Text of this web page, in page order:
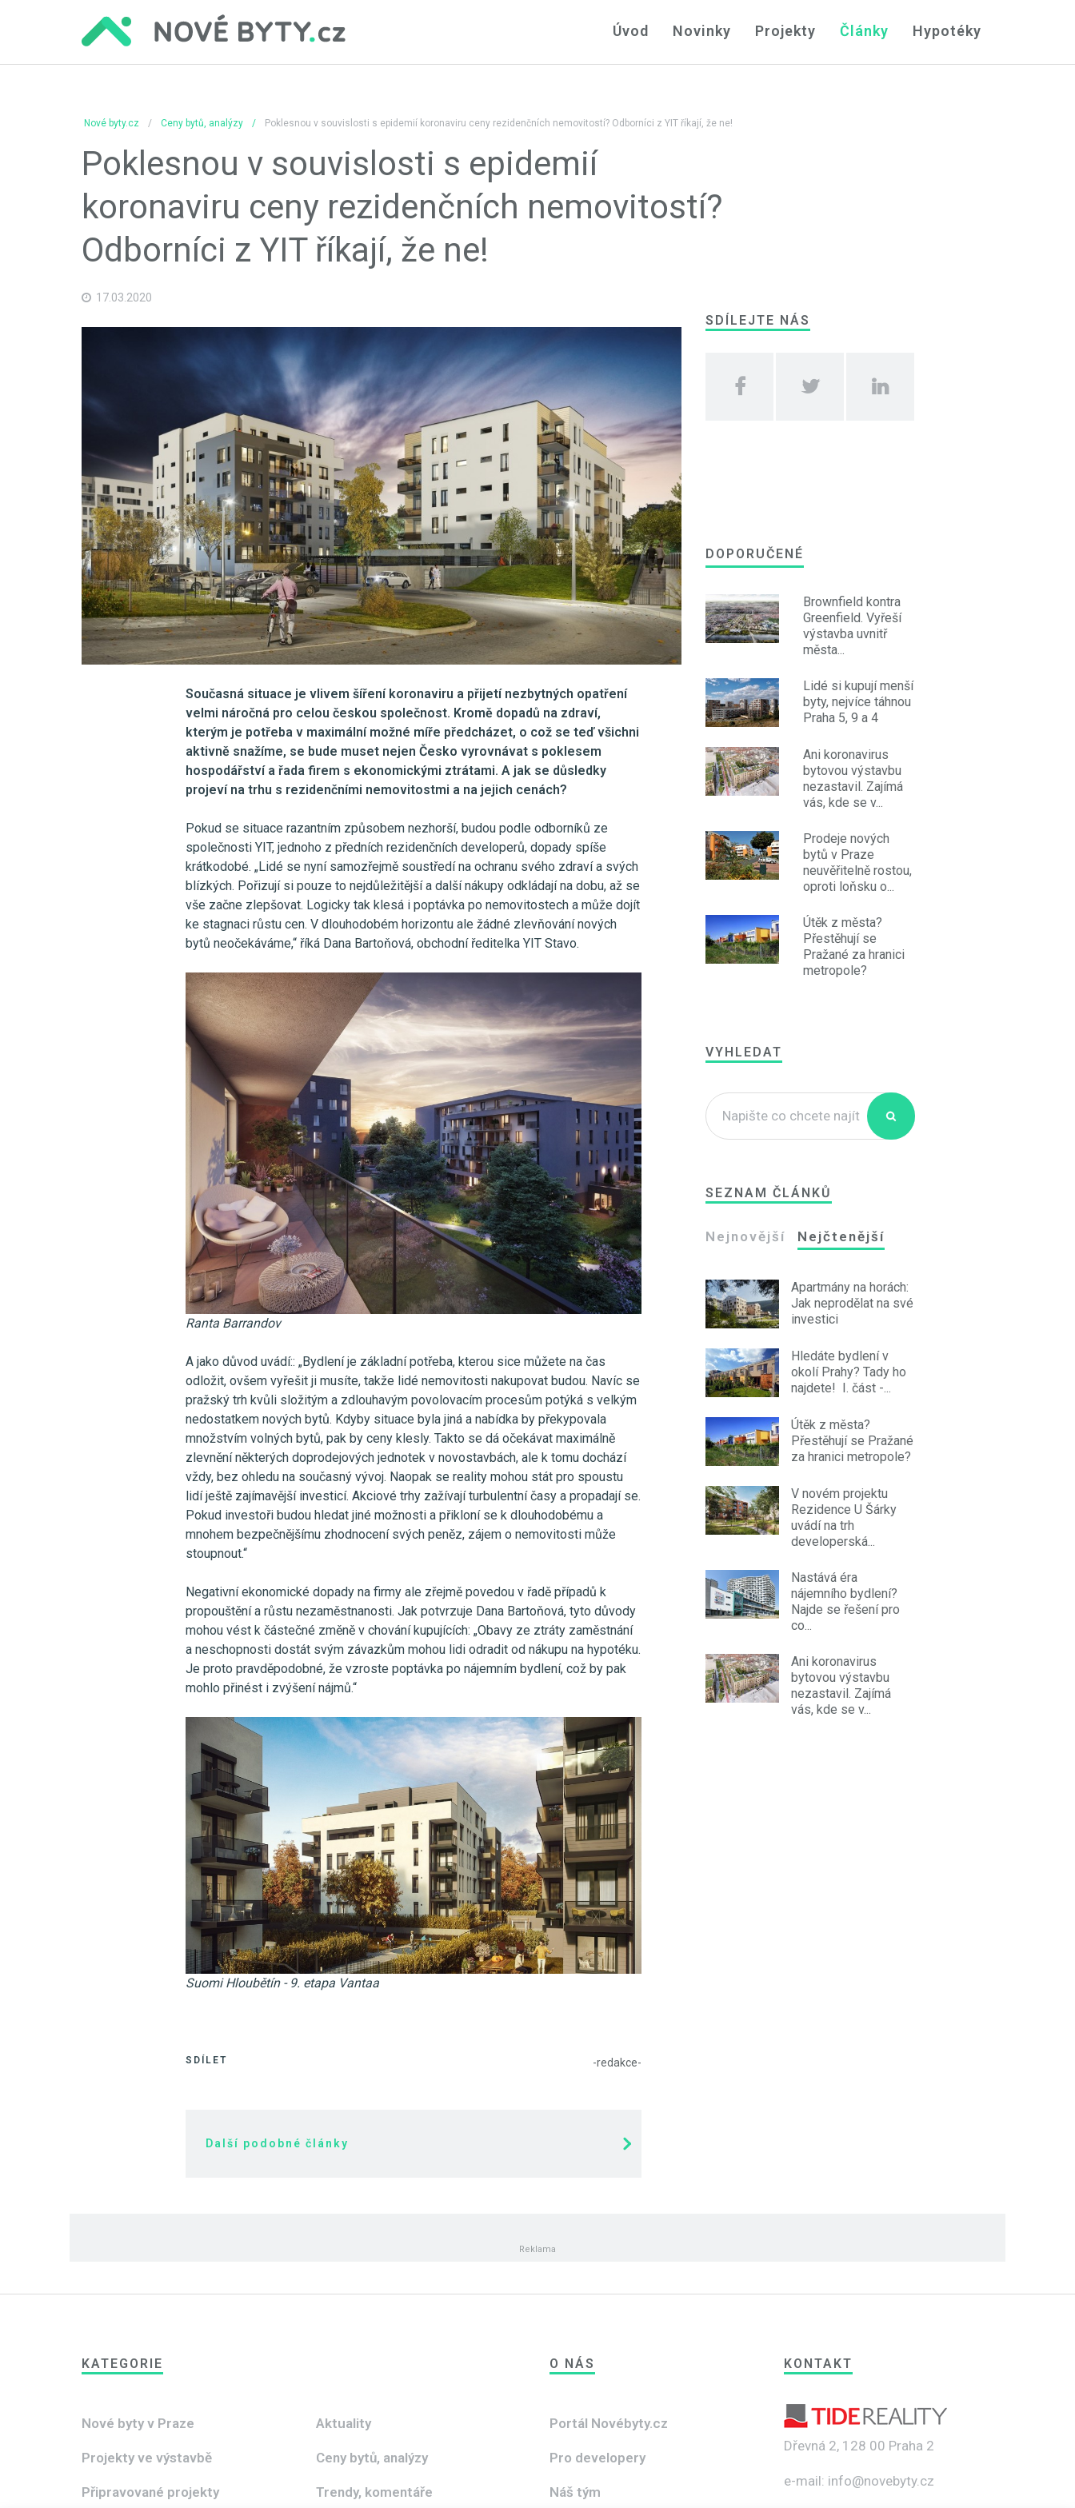
Úvod Novinky Projekty Články Hypotéky
Nové byty.cz Ceny bytů, analýzy Poklesnou v souvislosti s epidemií koronaviru ceny rezidenčních nemovitostí? Odborníci z YIT říkají, že ne!
Poklesnou v souvislosti s epidemií
koronaviru ceny rezidenčních nemovitostí?
Odborníci z YIT říkají, že ne!
17.03.2020
Současná situace je vlivem šíření koronaviru a přijetí nezbytných opatření
velmi náročná pro celou českou společnost. Kromě dopadů na zdraví,
kterým je potřeba v maximální možné míře předcházet, o což se teď všichni
aktivně snažíme, se bude muset nejen Česko vyrovnávat s poklesem
hospodářství a řada firem s ekonomickými ztrátami. A jak se důsledky
projeví na trhu s rezidenčními nemovitostmi a na jejich cenách?
Pokud se situace razantním způsobem nezhorší, budou podle odborníků ze
společnosti YIT, jednoho z předních rezidenčních developerů, dopady spíše
krátkodobé. „Lidé se nyní samozřejmě soustředí na ochranu svého zdraví a svých
blízkých. Pořizují si pouze to nejdůležitější a další nákupy odkládají na dobu, až se
vše začne zlepšovat. Logicky tak klesá i poptávka po nemovitostech a může dojít
ke stagnaci růstu cen. V dlouhodobém horizontu ale žádné zlevňování nových
bytů neočekáváme,“ říká Dana Bartoňová, obchodní ředitelka YIT Stavo.
Ranta Barrandov
A jako důvod uvádí:: „Bydlení je základní potřeba, kterou sice můžete na čas
odložit, ovšem vyřešit ji musíte, takže lidé nemovitosti nakupovat budou. Navíc se
pražský trh kvůli složitým a zdlouhavým povolovacím procesům potýká s velkým
nedostatkem nových bytů. Kdyby situace byla jiná a nabídka by překypovala
množstvím volných bytů, pak by ceny klesly. Takto se dá očekávat maximálně
zlevnění některých doprodejových jednotek v novostavbách, ale k tomu dochází
vždy, bez ohledu na současný vývoj. Naopak se reality mohou stát pro spoustu
lidí ještě zajímavější investicí. Akciové trhy zažívají turbulentní časy a propadají se.
Pokud investoři budou hledat jiné možnosti a přikloní se k dlouhodobému a
mnohem bezpečnějšímu zhodnocení svých peněz, zájem o nemovitosti může
stoupnout.“
Negativní ekonomické dopady na firmy ale zřejmě povedou v řadě případů k
propouštění a růstu nezaměstnanosti. Jak potvrzuje Dana Bartoňová, tyto důvody
mohou vést k částečné změně v chování kupujících: „Obavy ze ztráty zaměstnání
a neschopnosti dostát svým závazkům mohou lidi odradit od nákupu na hypotéku.
Je proto pravděpodobné, že vzroste poptávka po nájemním bydlení, což by pak
mohlo přinést i zvýšení nájmů.“
Suomi Hloubětín - 9. etapa Vantaa
-redakce-
SDÍLET
Další podobné články
SDÍLEJTE NÁS
DOPORUČENÉ
Brownfield kontra
Greenfield. Vyřeší
výstavba uvnitř
města...
Lidé si kupují menší
byty, nejvíce táhnou
Praha 5, 9 a 4
Ani koronavirus
bytovou výstavbu
nezastavil. Zajímá
vás, kde se v...
Prodeje nových
bytů v Praze
neuvěřitelně rostou,
oproti loňsku o...
Útěk z města?
Přestěhují se
Pražané za hranici
metropole?
VYHLEDAT
SEZNAM ČLÁNKŮ
Nejnovější Nejčtenější
Apartmány na horách:
Jak neprodělat na své
investici
Hledáte bydlení v
okolí Prahy? Tady ho
najdete! I. část -...
Útěk z města?
Přestěhují se Pražané
za hranici metropole?
V novém projektu
Rezidence U Šárky
uvádí na trh
developerská...
Nastává éra
nájemního bydlení?
Najde se řešení pro
co...
Ani koronavirus
bytovou výstavbu
nezastavil. Zajímá
vás, kde se v...
KATEGORIE
Nové byty v Praze
Projekty ve výstavbě
Připravované projekty
Aktuality
Ceny bytů, analýzy
Trendy, komentáře
O NÁS
Portál Novébyty.cz
Pro developery
Náš tým
KONTAKT
Dřevná 2, 128 00 Praha 2
e-mail: info@novebyty.cz